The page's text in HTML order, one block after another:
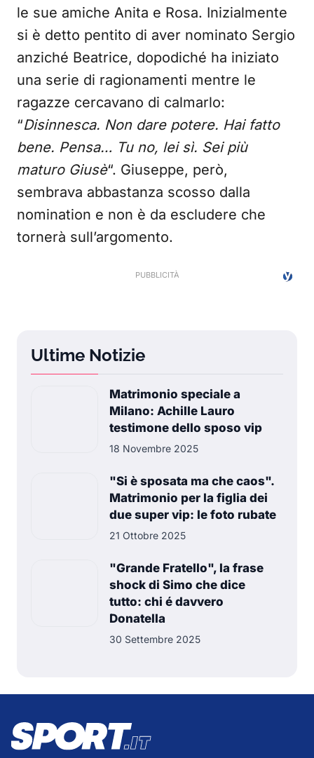
le sue amiche Anita e Rosa. Inizialmente
si è detto pentito di aver nominato Sergio
anziché Beatrice, dopodiché ha iniziato
una serie di ragionamenti mentre le
ragazze cercavano di calmarlo:
“Disinnesca. Non dare potere. Hai fatto
bene. Pensa… Tu no, lei sì. Sei più
maturo Giusè“. Giuseppe, però,
sembrava abbastanza scosso dalla
nomination e non è da escludere che
tornerà sull’argomento.
Ultime Notizie
Matrimonio speciale a
Milano: Achille Lauro
testimone dello sposo vip
18 Novembre 2025
"Si è sposata ma che caos".
Matrimonio per la figlia dei
due super vip: le foto rubate
21 Ottobre 2025
"Grande Fratello", la frase
shock di Simo che dice
tutto: chi é davvero
Donatella
30 Settembre 2025